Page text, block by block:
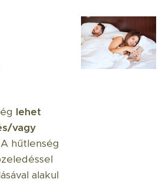
lehet
vagy
hűtlenség
alakul